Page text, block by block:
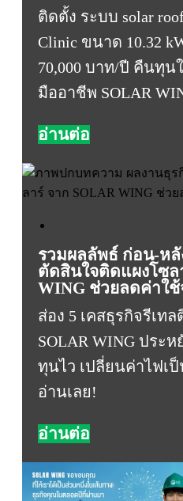
ติดตั้ง ระบบ solar
Clinic ขนาด 10.32
70,000 บาท/ปี คืนทุน
มืออาชีพ SOLAR
อ่านต่อ
รวมผลลัพธ์ ก่อน-หลั
ตัดสินใจติดแผงโซล
WING ช่วยลดค่าใ
ส่อง 5 เคสธุรกิจรีเท
SOLAR WING ประ
ทุนไว เปลี่ยนค่าไฟเ
อ่านเลย!
อ่านต่อ